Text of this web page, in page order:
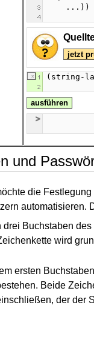
jetzt
ausführen
und
die
automatisieren.
Buchstaben
wird
ersten
Beide
der der